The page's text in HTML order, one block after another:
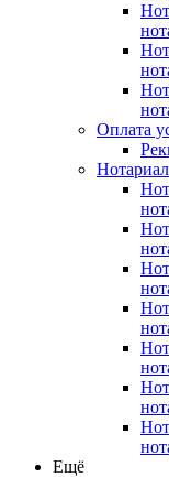
Оплата
Ещё